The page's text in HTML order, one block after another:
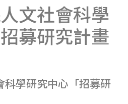
文社會科學
募研究計畫
科學研究中心「招募研